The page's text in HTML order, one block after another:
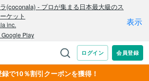
で10％割引クーポンを獲得！